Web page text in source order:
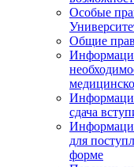
Особые
Общие
сдача
для
форме